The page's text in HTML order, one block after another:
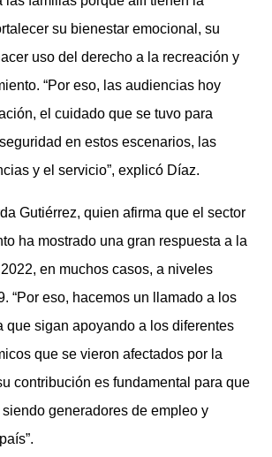
su bienestar emocional, su
uso del derecho a la recreación y
“Por eso, las audiencias hoy
el cuidado que se tuvo para
en estos escenarios, las
y el servicio”, explicó Díaz.
Gutiérrez, quien afirma que el sector
ha mostrado una gran respuesta a la
en muchos casos, a niveles
“Por eso, hacemos un llamado a los
que sigan apoyando a los diferentes
que se vieron afectados por la
contribución es fundamental para que
generadores de empleo y